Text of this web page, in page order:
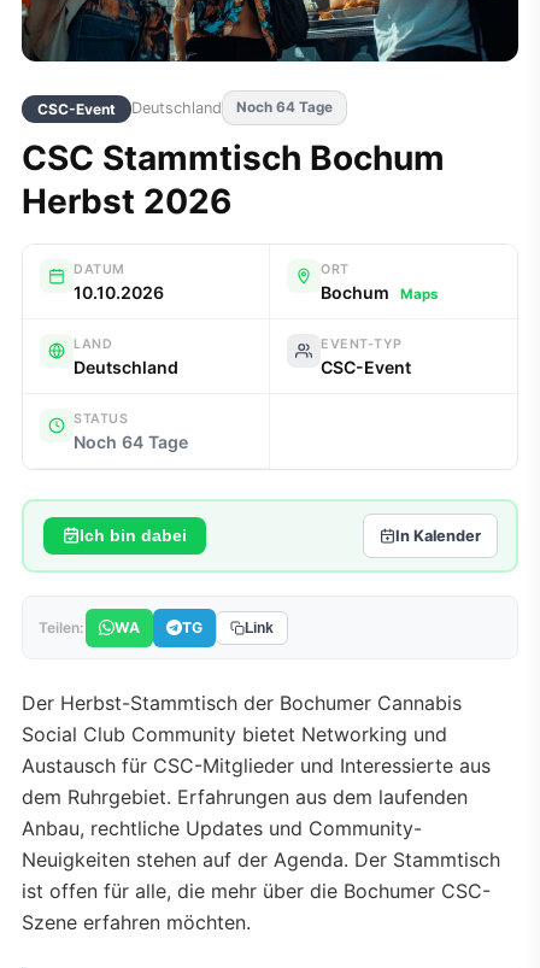
CSC-Event Deutschland Noch 64 Tage
CSC Stammtisch Bochum
Herbst 2026
DATUM
10.10.2026
ORT
Bochum Maps
LAND
Deutschland
EVENT-TYP
CSC-Event
STATUS
Noch 64 Tage
Ich bin dabei In Kalender
Teilen: WA TG Link
Der Herbst-Stammtisch der Bochumer Cannabis
Social Club Community bietet Networking und
Austausch für CSC-Mitglieder und Interessierte aus
dem Ruhrgebiet. Erfahrungen aus dem laufenden
Anbau, rechtliche Updates und Community-
Neuigkeiten stehen auf der Agenda. Der Stammtisch
ist offen für alle, die mehr über die Bochumer CSC-
Szene erfahren möchten.